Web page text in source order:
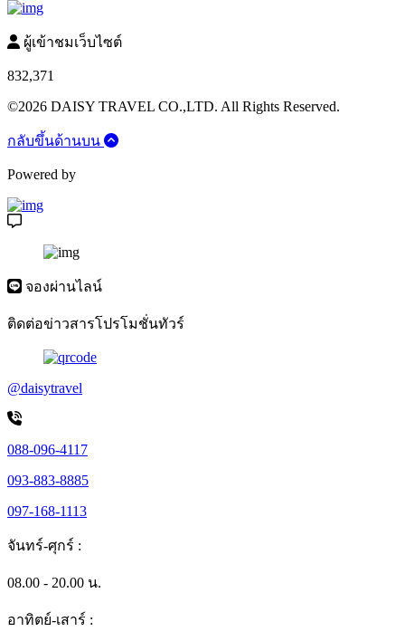
ผู้เข้าชมเว็บไซต์
832,371
©2026 DAISY TRAVEL CO.,LTD. All Rights Reserved.
กลับขึ้นด้านบน
Powered by
จองผ่านไลน์
ติดต่อข่าวสารโปรโมชั่นทัวร์
@daisytravel
088-096-4117
093-883-8885
097-168-1113
จันทร์-ศุกร์ :
08.00 - 20.00 น.
อาทิตย์-เสาร์ :